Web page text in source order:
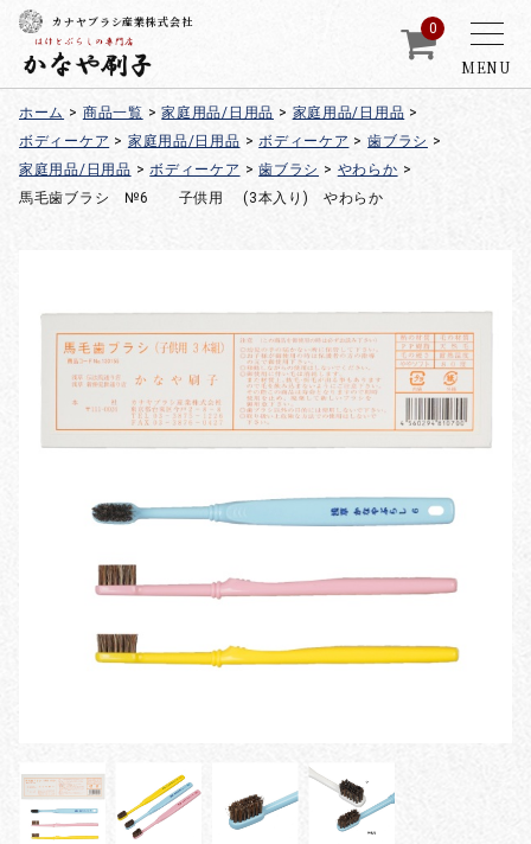
MENU
カナヤブラシ産業株式会社 0
ホーム > 商品一覧 > 家庭用品/日用品 > 家庭用品/日用品 >
ボディーケア > 家庭用品/日用品 > ボディーケア > 歯ブラシ >
家庭用品/日用品 > ボディーケア > 歯ブラシ > やわらか >
馬毛歯ブラシ №6 子供用 (3本入り) やわらか